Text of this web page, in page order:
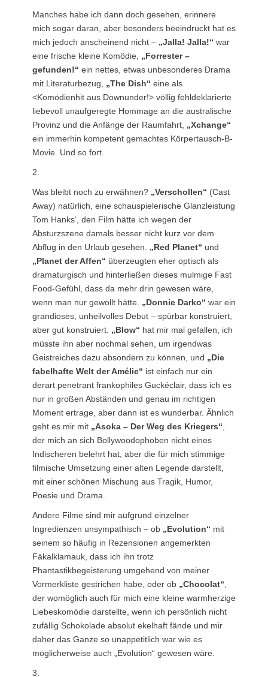
Manches habe ich dann doch gesehen, erinnere
mich sogar daran, aber besonders beeindruckt hat es
mich jedoch anscheinend nicht – „Jalla! Jalla!“ war
eine frische kleine Komödie, „Forrester –
gefunden!“ ein nettes, etwas unbesonderes Drama
mit Literaturbezug, „The Dish“ eine als
<Komödienhit aus Downunder!> völlig fehldeklarierte
liebevoll unaufgeregte Hommage an die australische
Provinz und die Anfänge der Raumfahrt, „Xchange“
ein immerhin kompetent gemachtes Körpertausch-B-
Movie. Und so fort.
2.
Was bleibt noch zu erwähnen? „Verschollen“ (Cast
Away) natürlich, eine schauspielerische Glanzleistung
Tom Hanks‘, den Film hätte ich wegen der
Absturzszene damals besser nicht kurz vor dem
Abflug in den Urlaub gesehen. „Red Planet“ und
„Planet der Affen“ überzeugten eher optisch als
dramaturgisch und hinterließen dieses mulmige Fast
Food-Gefühl, dass da mehr drin gewesen wäre,
wenn man nur gewollt hätte. „Donnie Darko“ war ein
grandioses, unheilvolles Debut – spürbar konstruiert,
aber gut konstruiert. „Blow“ hat mir mal gefallen, ich
müsste ihn aber nochmal sehen, um irgendwas
Geistreiches dazu absondern zu können, und „Die
fabelhafte Welt der Amélie“ ist einfach nur ein
derart penetrant frankophiles Guckéclair, dass ich es
nur in großen Abständen und genau im richtigen
Moment ertrage, aber dann ist es wunderbar. Ähnlich
geht es mir mit „Asoka – Der Weg des Kriegers“
der mich an sich Bollywoodophoben nicht eines
Indischeren belehrt hat, aber die für mich stimmige
filmische Umsetzung einer alten Legende darstellt,
mit einer schönen Mischung aus Tragik, Humor,
Poesie und Drama.
Andere Filme sind mir aufgrund einzelner
Ingredienzen unsympathisch – ob „Evolution“ mit
seinem so häufig in Rezensionen angemerkten
Fäkalklamauk, dass ich ihn trotz
Phantastikbegeisterung umgehend von meiner
Vormerkliste gestrichen habe, oder ob „Chocolat“
der womöglich auch für mich eine kleine warmherzige
Liebeskomödie darstellte, wenn ich persönlich nicht
zufällig Schokolade absolut ekelhaft fände und mir
daher das Ganze so unappetitlich war wie es
möglicherweise auch „Evolution“ gewesen wäre.
3.